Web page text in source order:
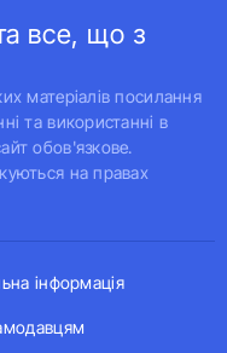
все, що з
матеріалів посилання
та використанні в
обов'язкове.
на правах
інформація